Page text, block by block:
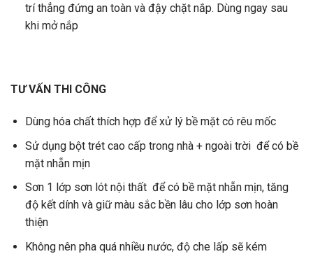
trí thẳng đứng an toàn và đậy chặt nắp. Dùng ngay sau
khi mở nắp
TƯ VẤN THI CÔNG
Dùng hóa chất thích hợp để xử lý bề mặt có rêu mốc
Sử dụng bột trét cao cấp trong nhà + ngoài trời để có bề
mặt nhẵn mịn
Sơn 1 lớp sơn lót nội thất để có bề mặt nhẵn mịn, tăng
độ kết dính và giữ màu sắc bền lâu cho lớp sơn hoàn
thiện
Không nên pha quá nhiều nước, độ che lấp sẽ kém